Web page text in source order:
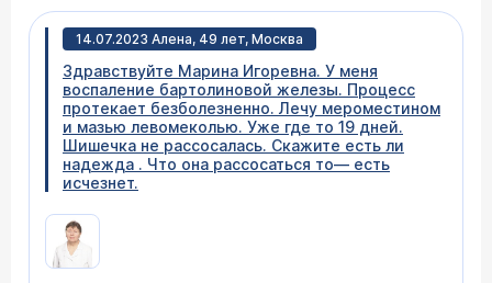
14.07.2023 Алена, 49 лет, Москва
Здравствуйте Марина Игоревна. У меня
воспаление бартолиновой железы. Процесс
протекает безболезненно. Лечу мероместином
и мазью левомеколью. Уже где то 19 дней.
Шишечка не рассосалась. Скажите есть ли
надежда . Что она рассосаться то— есть
исчезнет.